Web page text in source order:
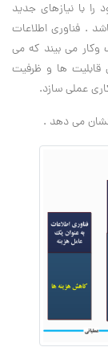
با نیازهای جدید
. فناوری اطلاعات
می بیند که می
قابلیت ها و ظرفیت
عملی سازد.